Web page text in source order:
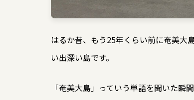
はるか昔、もう25年くらい前に奄美大
い出深い島です。
「奄美大島」っていう単語を聞いた